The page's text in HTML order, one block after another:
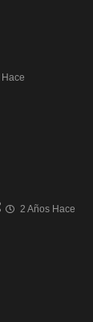
2 Años Hace